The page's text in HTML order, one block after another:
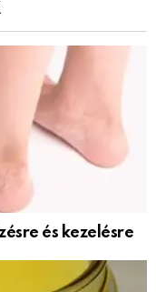
és kezelésre